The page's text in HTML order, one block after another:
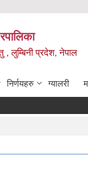
, लुम्बिनी प्रदेश, नेपाल
निर्णयहरु ग्यालरी